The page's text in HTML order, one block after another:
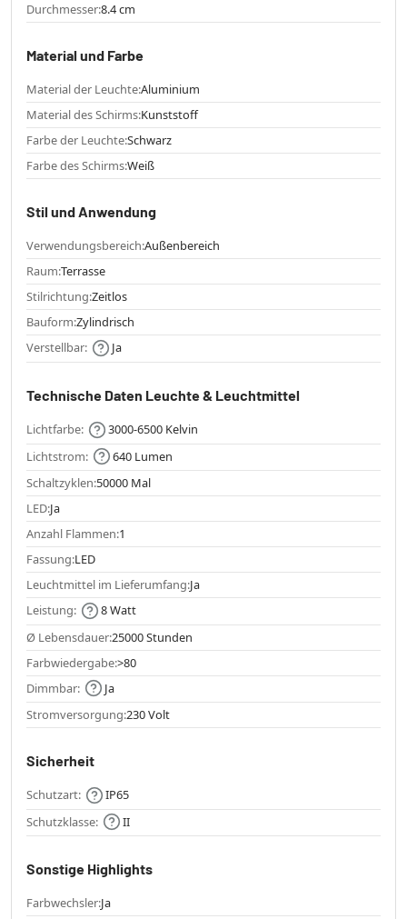
Durchmesser:8.4 cm
Material und Farbe
Material der Leuchte:Aluminium
Material des Schirms:Kunststoff
Farbe der Leuchte:Schwarz
Farbe des Schirms:Weiß
Stil und Anwendung
Verwendungsbereich:Außenbereich
Raum:Terrasse
Stilrichtung:Zeitlos
Bauform:Zylindrisch
Verstellbar:
Ja
Technische Daten Leuchte & Leuchtmittel
Lichtfarbe:
3000-6500 Kelvin
Lichtstrom:
640 Lumen
Schaltzyklen:50000 Mal
LED:Ja
Anzahl Flammen:1
Fassung:LED
Leuchtmittel im Lieferumfang:Ja
Leistung:
8 Watt
Ø Lebensdauer:25000 Stunden
Farbwiedergabe:>80
Dimmbar:
Ja
Stromversorgung:230 Volt
Sicherheit
Schutzart:
IP65
Schutzklasse:
II
Sonstige Highlights
Farbwechsler:Ja